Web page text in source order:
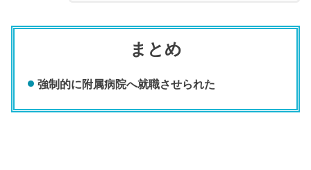
まとめ
強制的に附属病院へ就職させられた